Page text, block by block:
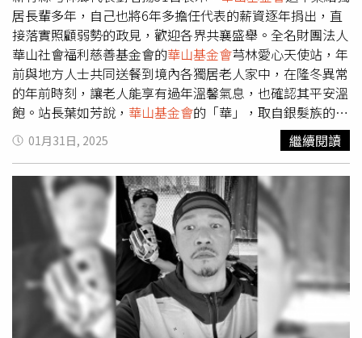
Xpark提供）。預購時間：即日起~現正熱賣中 （數量有
限，售完為止。團體不適用）價格：成人$779，學生
$609，孩童$449，博愛$449購票通路：官網
https://www.xparksp.com、KKday、Klook、Trip.com活
動詳情：於6/28活動開始當日兌換，請務必於當日營業時間
內兌換完畢，恕不郵寄。 「Xpark原創手機掛繩 Umi
Loop」加價購販售時間：2025年6月28日起~ （數量有
限，售完為止。團體不適用）加購通路及價格：官網獨家活
動，每組加購價$199，一筆訂單最多3組。可於官網購買一
般門票時，選擇是否加購此商品。「X Kung Fu 與眾同樂
7/1起全新登場」｜從功夫故事認識動物的生存智慧Xpark
全新推出「X Kung Fu 與眾同樂」，以動物技能為核心，結
合功夫世界觀，讓親子族群透過故事動畫與現場觀察了解，
以輕鬆又富教育意涵的方式親近動物，包括海獅如何在水中
靈活穿梭、鸚鵡如何靠智慧與飛行取得食物、山羊如何攀爬
至高處覓食、老鷹如何透過視力與速度掌握獵物等，邀你一
起見識動物們的＂真功夫＂。與眾同樂時刻表：11：00 /
居長輩多年，自己也將6年多擔任代表的薪資逐年捐出，直
接落實照顧弱勢的政見，歡迎各界共襄盛舉。全名財團法人
華山社會福利慈善基金會的華山基金會芎林愛心天使站，年
前與地方人士共同送餐到境內各獨居老人家中，在隆冬異常
的年前時刻，讓老人能享有過年溫馨氣息，也確認其平安溫
飽。站長葉如芳說， 華山基金會的「華」，取自銀髮族的
「華髮」；「山」，是地面高處，「華山」因此就是以服務
年長者為使命，1999年正式成立以來，投入失能、失依、
失智長輩免費到宅服務，在高齡化加劇的今天格外重要，
台、澎、金、馬小計設有約400個社區愛心天使站，服務近
3 萬名弱勢長輩，歡迎各界響應。劉名揚指出，自己擔任代
表多年來，給薪多數捐出，用在芎林愛心天使站關懷獨居長
者外，也照顧鄉內四所國中國小教育儲蓄戶、博幼基金會辦
理偏鄉課輔，希望兼顧長者與幼童。他舉例，以「老吾老以
及人之老」的精神來說，華山基金會落實透澈，自己也非常
支持，並從華山到芎林設站16年來，不間斷地朋友一起認購
全芎林鄉獨居長輩的年菜，落實競選時用在弱勢的政見。劉
01月31日, 2025 繼續閱讀